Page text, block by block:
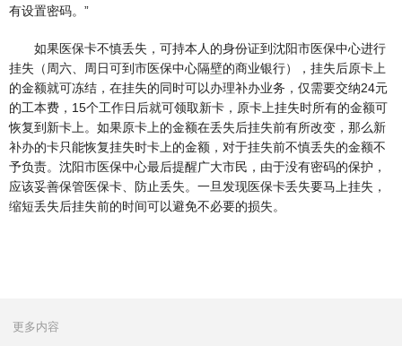
有设置密码。”
如果医保卡不慎丢失，可持本人的身份证到沈阳市医保中心进行
挂失（周六、周日可到市医保中心隔壁的商业银行），挂失后原卡上
的金额就可冻结，在挂失的同时可以办理补办业务，仅需要交纳24元
的工本费，15个工作日后就可领取新卡，原卡上挂失时所有的金额可
恢复到新卡上。如果原卡上的金额在丢失后挂失前有所改变，那么新
补办的卡只能恢复挂失时卡上的金额，对于挂失前不慎丢失的金额不
予负责。沈阳市医保中心最后提醒广大市民，由于没有密码的保护，
应该妥善保管医保卡、防止丢失。一旦发现医保卡丢失要马上挂失，
缩短丢失后挂失前的时间可以避免不必要的损失。
更多内容